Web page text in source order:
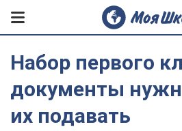
Набор первого
документы
их подавать